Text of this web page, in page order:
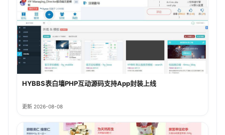
HYBBS表白墙PHP互动源码支持App封装上线
更新 2026-08-08